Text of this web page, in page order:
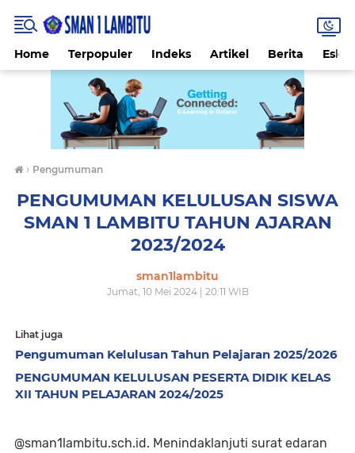
Home Terpopuler Indeks Artikel Berita Eskul
› Pengumuman
PENGUMUMAN KELULUSAN SISWA
SMAN 1 LAMBITU TAHUN AJARAN
2023/2024
sman1lambitu
Jumat, 10 Mei 2024 | 20:11 WIB
Lihat juga
Pengumuman Kelulusan Tahun Pelajaran 2025/2026
PENGUMUMAN KELULUSAN PESERTA DIDIK KELAS
XII TAHUN PELAJARAN 2024/2025
@sman1lambitu.sch.id. Menindaklanjuti surat edaran